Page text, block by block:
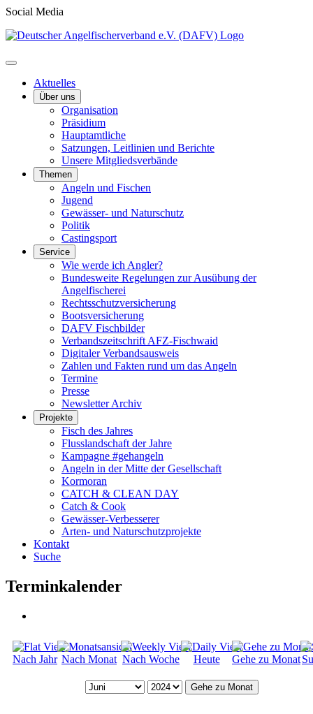
Social Media
Aktuelles
Über uns
Organisation
Präsidium
Hauptamtliche
Satzungen, Leitlinien und Berichte
Unsere Mitgliedsverbände
Themen
Angeln und Fischen
Jugend
Gewässer- und Naturschutz
Politik
Castingsport
Service
Wie werde ich Angler?
Bundesweite Regelungen zur Ausübung der
Angelfischerei
Rechtsschutzversicherung
Bootsversicherung
DAFV Fischbilder
Verbandszeitschrift AFZ-Fischwaid
Digitaler Verbandsausweis
Zahlen und Fakten rund um das Angeln
Termine
Presse
Newsletter Archiv
Projekte
Fisch des Jahres
Flusslandschaft der Jahre
Kampagne #gehangeln
Angeln in der Mitte der Gesellschaft
Kormoran
CATCH & CLEAN DAY
Catch & Cook
Gewässer-Verbesserer
Arten- und Naturschutzprojekte
Kontakt
Suche
Terminkalender
Nach Jahr Nach Monat Nach Woche Heute Gehe zu Monat
Gehe zu Monat